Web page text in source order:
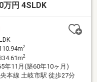
万円 4SLDK
2
2
年11月(築60年10ヶ月)
央本線 土岐市駅 徒歩27分